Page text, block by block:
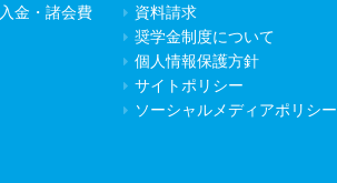
金・諸会費
資料請求
奨学金制度について
個人情報保護方針
サイトポリシー
ソーシャルメディアポリシー